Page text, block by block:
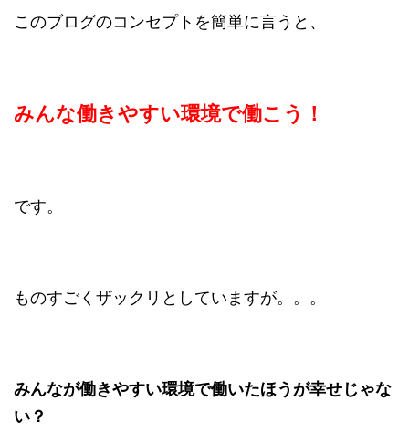
このブログのコンセプトを簡単に言うと、
みんな働きやすい環境で働こう！
です。
ものすごくザックリとしていますが。。。
みんなが働きやすい環境で働いたほうが幸せじゃな
い？